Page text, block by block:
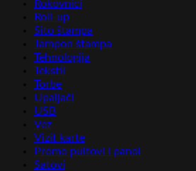
Rokovnici
Roll-up
Sito štampa
Tampon štampa
Tehnologija
Tekstil
Torbe
Upaljači
USB
Vez
Vizit karte
Promo pultovi i panoi
Satovi